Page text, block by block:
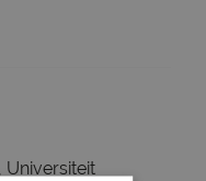
Universiteit